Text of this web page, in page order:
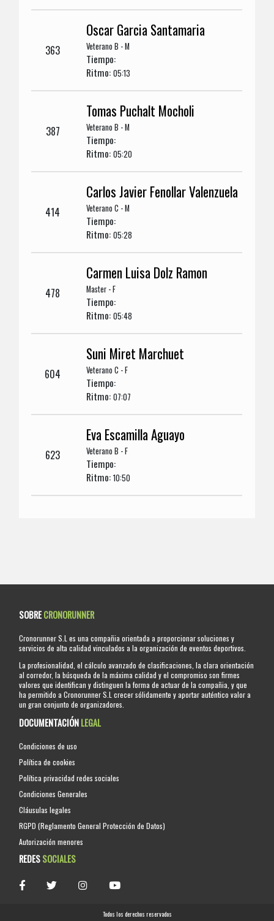
363
Oscar Garcia Santamaria
Veterano B - M
Tiempo:
Ritmo:05:13
387
Tomas Puchalt Mocholi
Veterano B - M
Tiempo:
Ritmo:05:20
414
Carlos Javier Fenollar Valenzuela
Veterano C - M
Tiempo:
Ritmo:05:28
478
Carmen Luisa Dolz Ramon
Master - F
Tiempo:
Ritmo:05:48
604
Suni Miret Marchuet
Veterano C - F
Tiempo:
Ritmo:07:07
623
Eva Escamilla Aguayo
Veterano B - F
Tiempo:
Ritmo:10:50
SOBRECRONORUNNER
Cronorunner S.L es una compañia orientada a proporcionar soluciones y
servicios de alta calidad vinculados a la organización de eventos deportivos.
La profesionalidad, el cálculo avanzado de clasificaciones, la clara orientación
al corredor, la búsqueda de la máxima calidad y el compromiso son firmes
valores que identifican y distinguen la forma de actuar de la compañia, y que
ha permitido a Cronorunner S.L crecer sólidamente y aportar auténtico valor a
un gran conjunto de organizadores.
DOCUMENTACIÓNLEGAL
Condiciones de uso
Política de cookies
Política privacidad redes sociales
Condiciones Generales
Cláusulas legales
RGPD (Reglamento General Protección de Datos)
Autorización menores
REDESSOCIALES
Todos los derechos reservados